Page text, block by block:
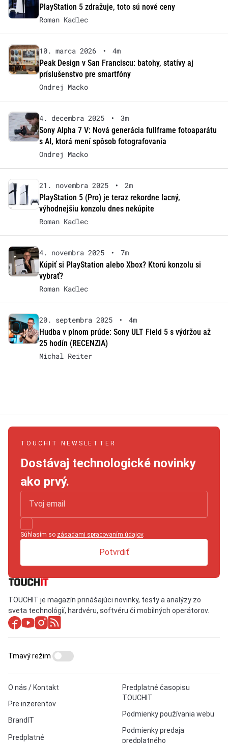
PlayStation 5 zdražuje, toto sú nové ceny
Roman Kadlec
10. marca 2026 •
4m
Peak Design v San Franciscu: batohy, statívy aj
príslušenstvo pre smartfóny
Ondrej Macko
4. decembra 2025 •
3m
Sony Alpha 7 V: Nová generácia fullframe fotoaparátu
s AI, ktorá mení spôsob fotografovania
Ondrej Macko
21. novembra 2025 •
2m
PlayStation 5 (Pro) je teraz rekordne lacný,
výhodnejšiu konzolu dnes nekúpite
Roman Kadlec
4. novembra 2025 •
7m
Kúpiť si PlayStation alebo Xbox? Ktorú konzolu si
vybrať?
Roman Kadlec
20. septembra 2025 •
4m
Hudba v plnom prúde: Sony ULT Field 5 s výdržou až
25 hodín (RECENZIA)
Michal Reiter
TOUCHIT NEWSLETTER
Dostávaj technologické novinky
ako prvý.
Súhlasím so zásadami spracovaním údajov.
Potvrdiť
TOUCHIT je magazín prinášajúci novinky, testy a analýzy zo
sveta technológií, hardvéru, softvéru či mobilných operátorov.
O nás / Kontakt
Pre inzerentov
BrandIT
Predplatné
Predplatné časopisu
TOUCHIT
Podmienky používania webu
Podmienky predaja
predplatného
Tmavý režim